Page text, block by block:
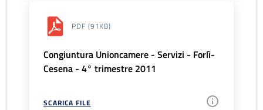
PDF (91KB)
Congiuntura Unioncamere - Servizi - Forlì-
Cesena - 4° trimestre 2011
SCARICA FILE